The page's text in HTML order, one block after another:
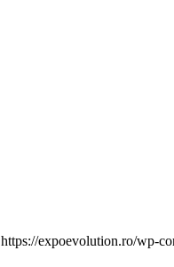
https://expoevolution.ro/wp-